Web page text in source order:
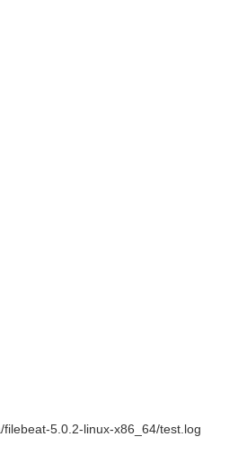
5.0.2-linux-x86_64/test.log